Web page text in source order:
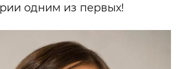
одним из первых!